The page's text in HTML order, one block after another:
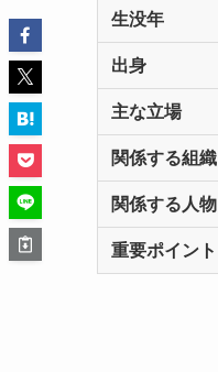
生没年
出身
主な立場
関係する組織
関係する人物
重要ポイント